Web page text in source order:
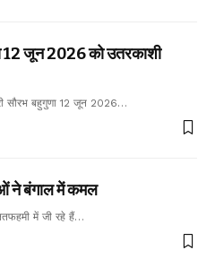
12 जून 2026 को उतरकाशी
सौरभ बहुगुणा 12 जून 2026…
ने बंगाल में कमल
में जी रहे हैं…